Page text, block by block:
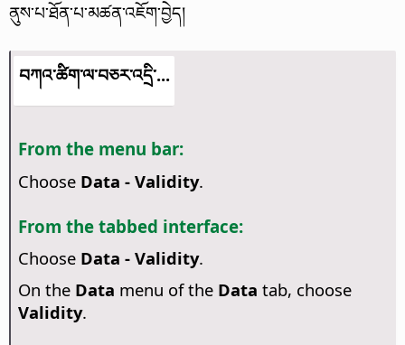
ནུས་པ་ཐོན་པ་མཚན་འཇོག་བྱེད།
བཀའ་ཚིག་ལ་བཅར་འདྲི་...
From the menu bar:
Choose Data - Validity.
From the tabbed interface:
Choose Data - Validity.
On the Data menu of the Data tab, choose
Validity.